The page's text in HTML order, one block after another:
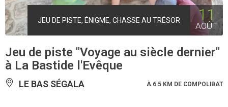
JEU DE PISTE, ÉNIGME, CHASSE AU TRÉSOR 11
AOÛT
Jeu de piste "Voyage au siècle dernier"
à La Bastide l'Evêque
LE BAS SÉGALA À 6.5 KM DE COMPOLIBAT